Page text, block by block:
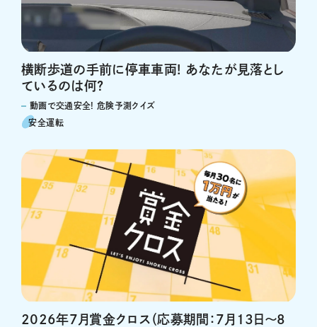
横断歩道の手前に停車車両! あなたが見落とし
ているのは何?
動画で交通安全! 危険予測クイズ
安全運転
2026年7月賞金クロス（応募期間：7月13日～8